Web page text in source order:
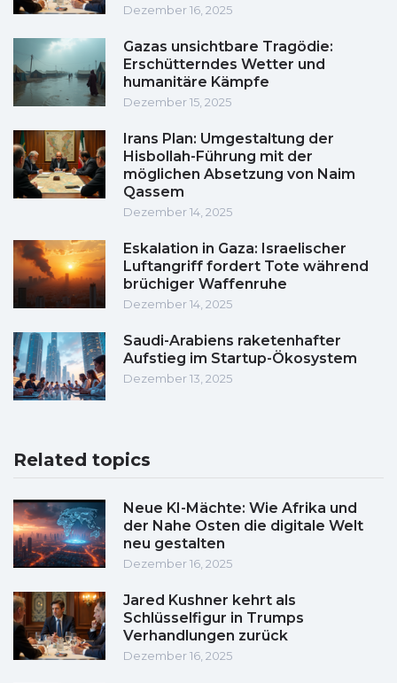
Dezember 16, 2025
Gazas unsichtbare Tragödie:
Erschütterndes Wetter und
humanitäre Kämpfe
Dezember 15, 2025
Irans Plan: Umgestaltung der
Hisbollah-Führung mit der
möglichen Absetzung von Naim
Qassem
Dezember 14, 2025
Eskalation in Gaza: Israelischer
Luftangriff fordert Tote während
brüchiger Waffenruhe
Dezember 14, 2025
Saudi-Arabiens raketenhafter
Aufstieg im Startup-Ökosystem
Dezember 13, 2025
Related topics
Neue KI-Mächte: Wie Afrika und
der Nahe Osten die digitale Welt
neu gestalten
Dezember 16, 2025
Jared Kushner kehrt als
Schlüsselfigur in Trumps
Verhandlungen zurück
Dezember 16, 2025